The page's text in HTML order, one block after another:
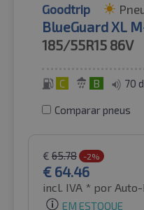
Goodtrip
BlueGuard XL
185/55R15 86V
C B 70
Comparar pneus
€ 65.78 -2%
€ 64.46
incl. IVA * por Auto-
EM ESTOQUE